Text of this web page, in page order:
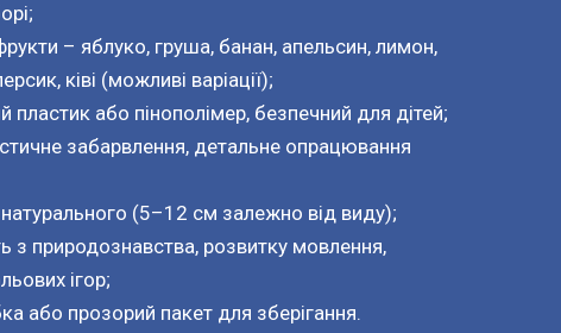
– яблуко, груша, банан, апельсин, лимон,
ківі (можливі варіації);
пластик або пінополімер, безпечний для дітей;
забарвлення, детальне опрацювання
(5–12 см залежно від виду);
з природознавства, розвитку мовлення,
ігор;
або прозорий пакет для зберігання.